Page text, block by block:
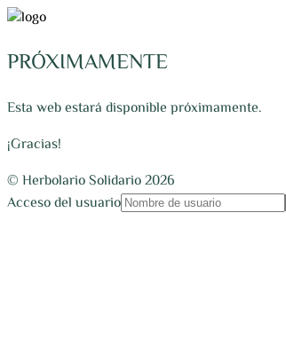
PRÓXIMAMENTE
Esta web estará disponible próximamente.
¡Gracias!
© Herbolario Solidario 2026
Acceso del usuario